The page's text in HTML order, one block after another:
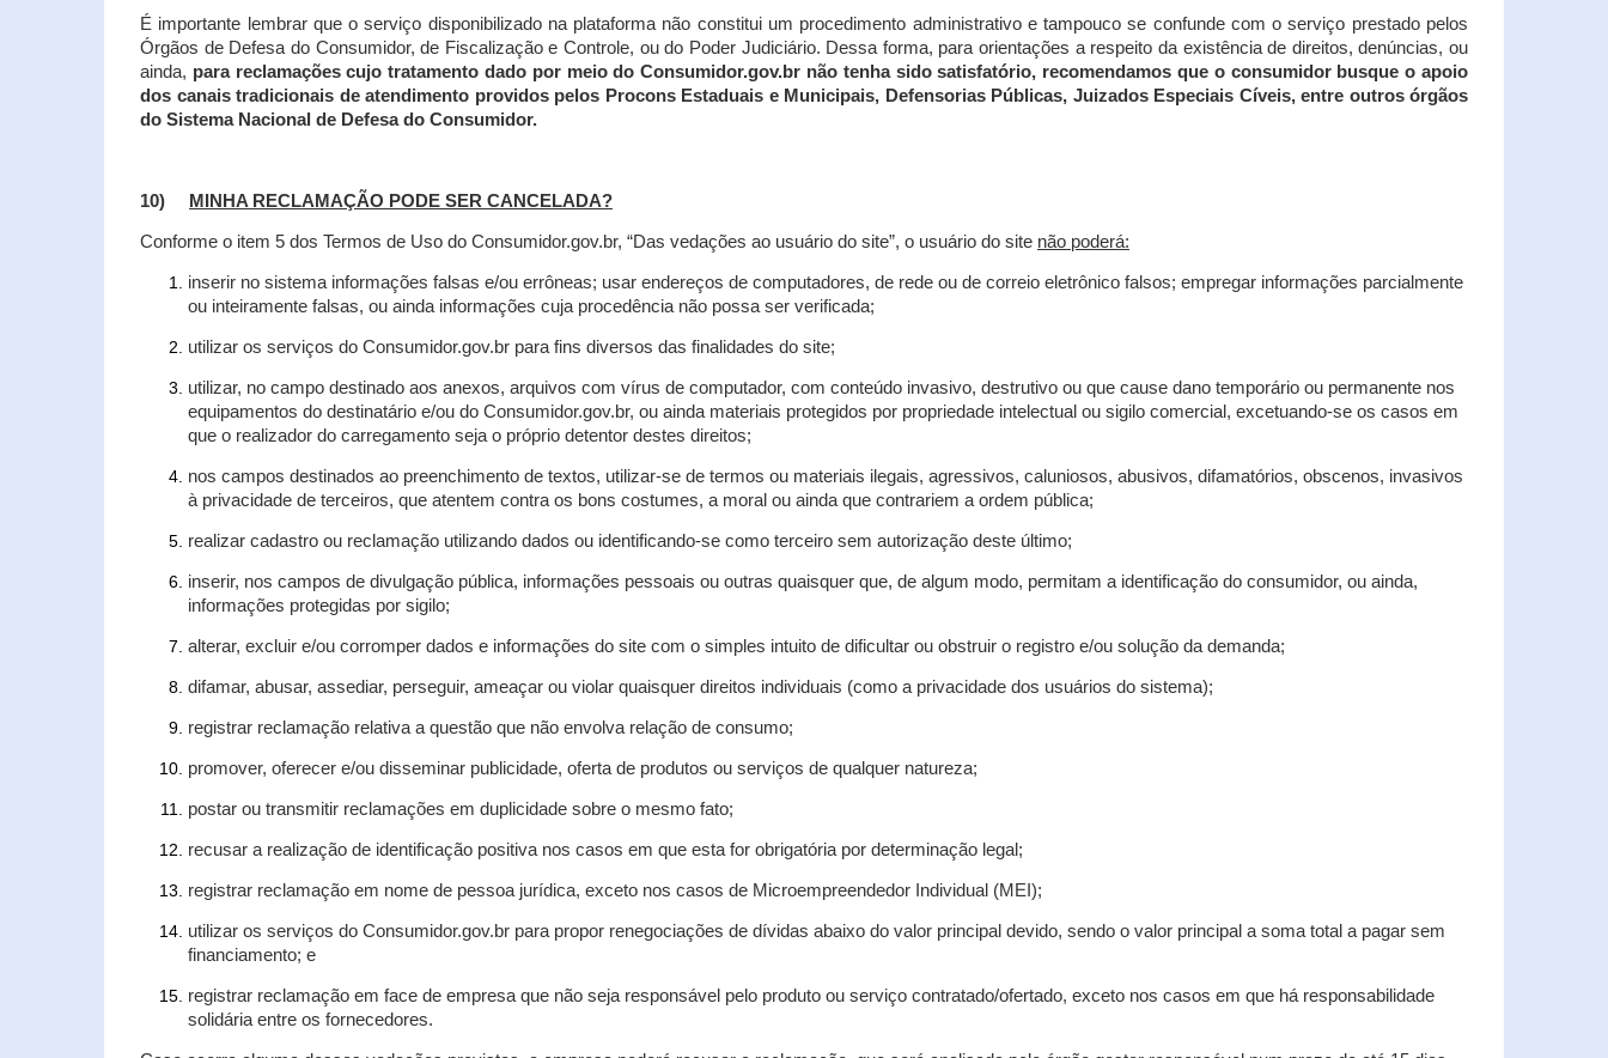
É importante lembrar que o serviço disponibilizado na plataforma não constitui um procedimento administrativo e tampouco se confunde com o serviço prestado pelos
Órgãos de Defesa do Consumidor, de Fiscalização e Controle, ou do Poder Judiciário. Dessa forma, para orientações a respeito da existência de direitos, denúncias, ou
ainda, para reclamações cujo tratamento dado por meio do Consumidor.gov.br não tenha sido satisfatório, recomendamos que o consumidor busque o apoio
dos canais tradicionais de atendimento providos pelos Procons Estaduais e Municipais, Defensorias Públicas, Juizados Especiais Cíveis, entre outros órgãos
do Sistema Nacional de Defesa do Consumidor.
10) MINHA RECLAMAÇÃO PODE SER CANCELADA?
Conforme o item 5 dos Termos de Uso do Consumidor.gov.br, “Das vedações ao usuário do site”, o usuário do site não poderá:
inserir no sistema informações falsas e/ou errôneas; usar endereços de computadores, de rede ou de correio eletrônico falsos; empregar informações parcialmente
ou inteiramente falsas, ou ainda informações cuja procedência não possa ser verificada;
utilizar os serviços do Consumidor.gov.br para fins diversos das finalidades do site;
utilizar, no campo destinado aos anexos, arquivos com vírus de computador, com conteúdo invasivo, destrutivo ou que cause dano temporário ou permanente nos
equipamentos do destinatário e/ou do Consumidor.gov.br, ou ainda materiais protegidos por propriedade intelectual ou sigilo comercial, excetuando-se os casos em
que o realizador do carregamento seja o próprio detentor destes direitos;
nos campos destinados ao preenchimento de textos, utilizar-se de termos ou materiais ilegais, agressivos, caluniosos, abusivos, difamatórios, obscenos, invasivos
à privacidade de terceiros, que atentem contra os bons costumes, a moral ou ainda que contrariem a ordem pública;
realizar cadastro ou reclamação utilizando dados ou identificando-se como terceiro sem autorização deste último;
inserir, nos campos de divulgação pública, informações pessoais ou outras quaisquer que, de algum modo, permitam a identificação do consumidor, ou ainda,
informações protegidas por sigilo;
alterar, excluir e/ou corromper dados e informações do site com o simples intuito de dificultar ou obstruir o registro e/ou solução da demanda;
difamar, abusar, assediar, perseguir, ameaçar ou violar quaisquer direitos individuais (como a privacidade dos usuários do sistema);
registrar reclamação relativa a questão que não envolva relação de consumo;
promover, oferecer e/ou disseminar publicidade, oferta de produtos ou serviços de qualquer natureza;
postar ou transmitir reclamações em duplicidade sobre o mesmo fato;
recusar a realização de identificação positiva nos casos em que esta for obrigatória por determinação legal;
registrar reclamação em nome de pessoa jurídica, exceto nos casos de Microempreendedor Individual (MEI);
utilizar os serviços do Consumidor.gov.br para propor renegociações de dívidas abaixo do valor principal devido, sendo o valor principal a soma total a pagar sem
financiamento; e
registrar reclamação em face de empresa que não seja responsável pelo produto ou serviço contratado/ofertado, exceto nos casos em que há responsabilidade
solidária entre os fornecedores.